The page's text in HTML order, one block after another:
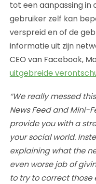
tot een aanpassing in
gebruiker zelf kan
verspreid en of de
informatie uit zijn
CEO van Facebook,
uitgebreide
“We really messed
News Feed and Mini-
provide you with a
your social world.
explaining what the
even worse job of
to try to correct those